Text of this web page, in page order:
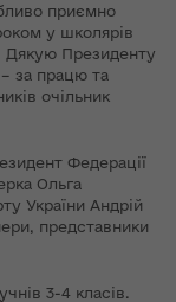
приємно
у школярів
Дякую Президенту
за працю та
очільник
Федерації
Ольга
України Андрій
представники
3-4 класів.